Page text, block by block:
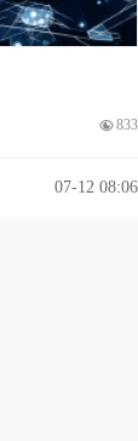
833
07-12 08:06